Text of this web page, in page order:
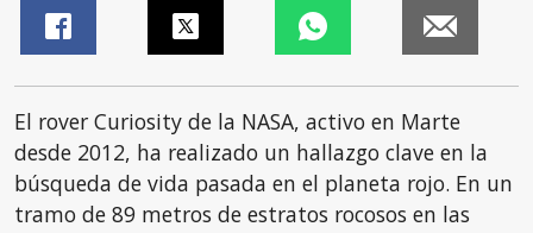
El rover Curiosity de la NASA, activo en Marte
desde 2012, ha realizado un hallazgo clave en la
búsqueda de vida pasada en el planeta rojo. En un
tramo de 89 metros de estratos rocosos en las